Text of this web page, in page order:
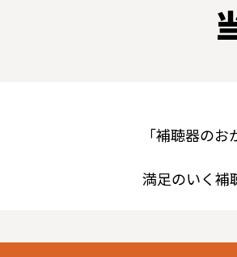
「補聴器の
満足のいく補